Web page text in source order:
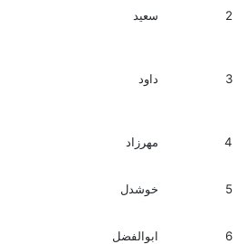
2 سعید
3 داود
4 مهرزاد
5 خوشدل
6 ابوالفضل